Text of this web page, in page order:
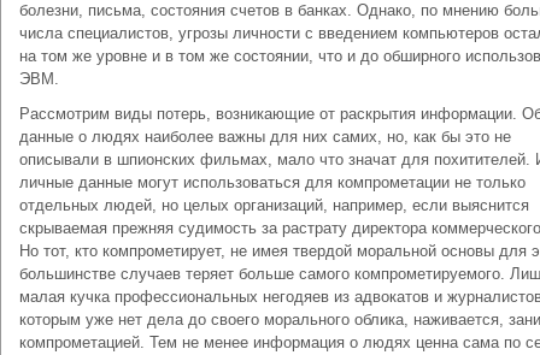
болезни, письма, состояния счетов в банках. Однако, по мнению
числа специалистов, угрозы личности с введением компьютеров
на том же уровне и в том же состоянии, что и до обширного
ЭВМ.
Рассмотрим виды потерь, возникающие от раскрытия информации.
данные о людях наиболее важны для них самих, но, как бы это не
описывали в шпионских фильмах, мало что значат для похитителей.
личные данные могут использоваться для компрометации не только
отдельных людей, но целых организаций, например, если выяснится
скрываемая прежняя судимость за растрату директора
Но тот, кто компрометирует, не имея твердой моральной основы для
большинстве случаев теряет больше самого компрометируемого.
малая кучка профессиональных негодяев из адвокатов и
которым уже нет дела до своего морального облика, наживается,
компрометацией. Тем не менее информация о людях ценна сама по